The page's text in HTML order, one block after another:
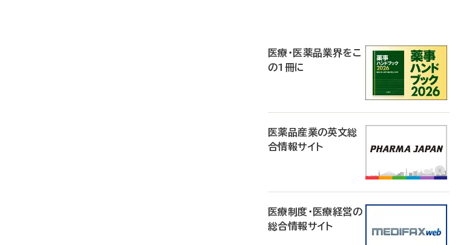
医療・医薬品業界をこ
の1冊に
医薬品産業の英文総
合情報サイト
医療制度・医療経営の
総合情報サイト